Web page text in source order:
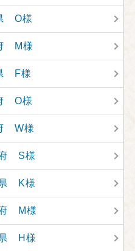
O様
M様
F様
O様
W様
S様
K様
M様
H様